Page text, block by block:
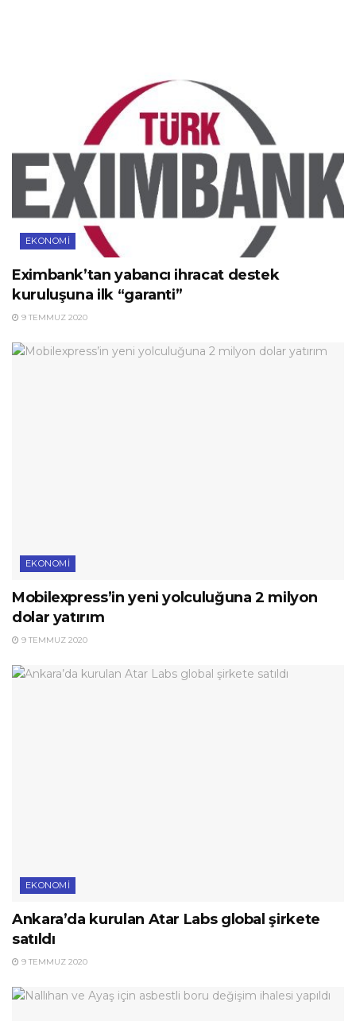
EKONOMI
Eximbank’tan yabancı ihracat destek
kuruluşuna ilk “garanti”
9 TEMMUZ 2020
EKONOMI
Mobilexpress’in yeni yolculuğuna 2 milyon
dolar yatırım
9 TEMMUZ 2020
EKONOMI
Ankara’da kurulan Atar Labs global şirkete
satıldı
9 TEMMUZ 2020